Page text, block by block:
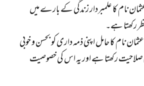
نام کا علمبردار زندگی کے بارے میں
رکھتا ہے۔
نام کا حامل اپنی ذمہ داری کو بحسن و خوبی
صلاحیت رکھتا ہے اور یہ اس کی خصوصیت